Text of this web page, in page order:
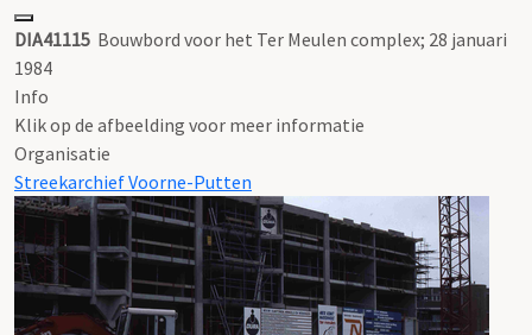
DIA41115 Bouwbord voor het Ter Meulen complex; 28 januari
1984
Info
Klik op de afbeelding voor meer informatie
Organisatie
Streekarchief Voorne-Putten